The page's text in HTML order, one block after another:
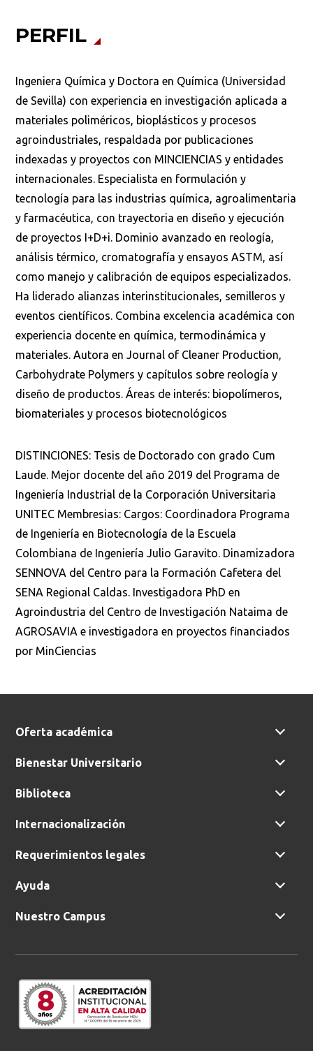
PERFIL
Ingeniera Química y Doctora en Química (Universidad
de Sevilla) con experiencia en investigación aplicada a
materiales poliméricos, bioplásticos y procesos
agroindustriales, respaldada por publicaciones
indexadas y proyectos con MINCIENCIAS y entidades
internacionales. Especialista en formulación y
tecnología para las industrias química, agroalimentaria
y farmacéutica, con trayectoria en diseño y ejecución
de proyectos I+D+i. Dominio avanzado en reología,
análisis térmico, cromatografía y ensayos ASTM, así
como manejo y calibración de equipos especializados.
Ha liderado alianzas interinstitucionales, semilleros y
eventos científicos. Combina excelencia académica con
experiencia docente en química, termodinámica y
materiales. Autora en Journal of Cleaner Production,
Carbohydrate Polymers y capítulos sobre reología y
diseño de productos. Áreas de interés: biopolímeros,
biomateriales y procesos biotecnológicos
DISTINCIONES: Tesis de Doctorado con grado Cum
Laude. Mejor docente del año 2019 del Programa de
Ingeniería Industrial de la Corporación Universitaria
UNITEC Membresias: Cargos: Coordinadora Programa
de Ingeniería en Biotecnología de la Escuela
Colombiana de Ingeniería Julio Garavito. Dinamizadora
SENNOVA del Centro para la Formación Cafetera del
SENA Regional Caldas. Investigadora PhD en
Agroindustria del Centro de Investigación Nataima de
AGROSAVIA e investigadora en proyectos financiados
por MinCiencias
Buscar
Oferta académica
Bienestar Universitario
Biblioteca
Internacionalización
Requerimientos legales
Ayuda
Nuestro Campus